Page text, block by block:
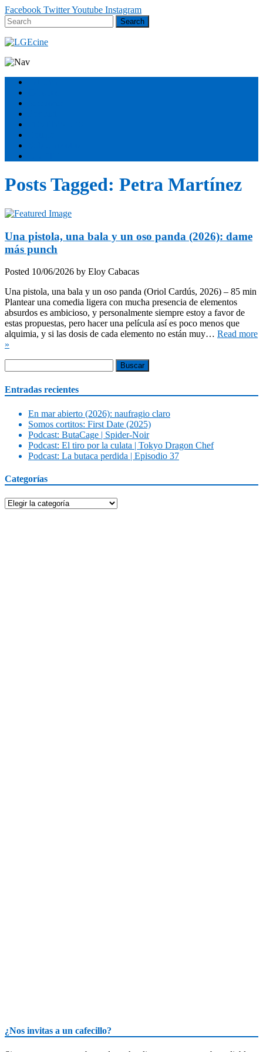
Facebook TwitterYoutube Instagram
Posts Tagged: Petra Martínez
Una pistola, una bala y un oso panda (2026): dame
más punch
Posted 10/06/2026 by Eloy Cabacas
Una pistola, una bala y un oso panda (Oriol Cardús, 2026) – 85 min
Plantear una comedia ligera con mucha presencia de elementos
absurdos es ambicioso, y personalmente siempre estoy a favor de
estas propuestas, pero hacer una película así es poco menos que
alquimia, y si las dosis de cada elemento no están muy… Read more
»
Entradas recientes
En mar abierto (2026): naufragio claro
Somos cortitos: First Date (2025)
Podcast: ButaCage | Spider-Noir
Podcast: El tiro por la culata | Tokyo Dragon Chef
Podcast: La butaca perdida | Episodio 37
Categorías
Categorías
¿Nos invitas a un cafecillo?